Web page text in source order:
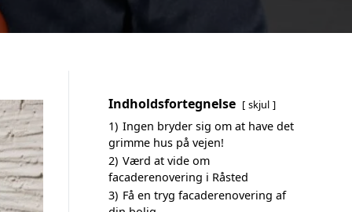
Indholdsfortegnelse skjul
1) Ingen bryder sig om at have det
grimme hus på vejen!
2) Værd at vide om
facaderenovering i Råsted
3) Få en tryg facaderenovering af